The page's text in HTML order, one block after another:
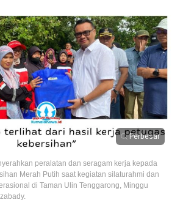
Perbesar
peralatan dan seragam kerja kepada
Merah Putih saat kegiatan silaturahmi dan
di Taman Ulin Tenggarong, Minggu